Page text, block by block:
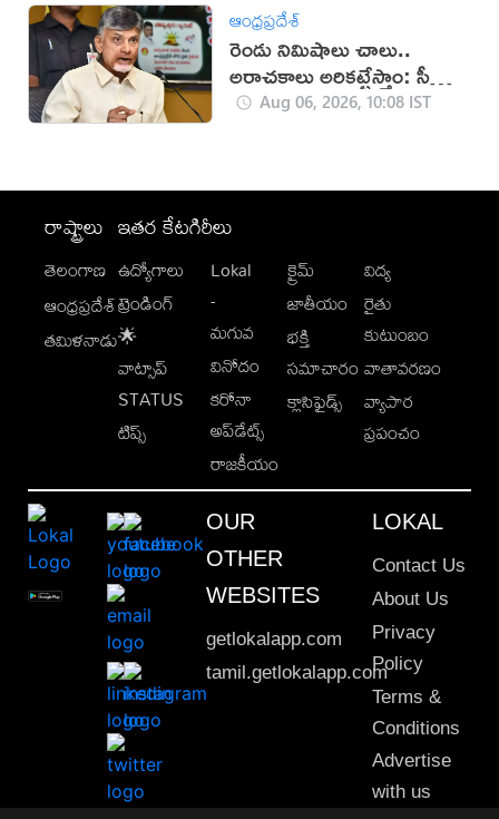
ఆంధ్రప్రదేశ్
రెండు నిమిషాలు చాలు..
అరాచకాలు అరికట్టేస్తాం: సీఎం
చంద్రబాబు
Aug 06, 2026, 10:08 IST
రాష్ట్రాలు
తెలంగాణ
ఆంధ్రప్రదేశ్
తమిళనాడు
ఇతర కేటగిరీలు
ఉద్యోగాలు
ట్రెండింగ్
🌟
వాట్సాప్
STATUS
టిప్స్
Lokal
-
మగువ
వినోదం
కరోనా
అప్‌డేట్స్
రాజకీయం
క్రైమ్
జాతీయం
భక్తి
సమాచారం
క్లాసిఫైడ్స్
విద్య
రైతు
కుటుంబం
వాతావరణం
వ్యాపార
ప్రపంచం
OUR
OTHER
WEBSITES
getlokalapp.com
tamil.getlokalapp.com
LOKAL
Contact Us
About Us
Privacy
Policy
Terms &
Conditions
Advertise
with us